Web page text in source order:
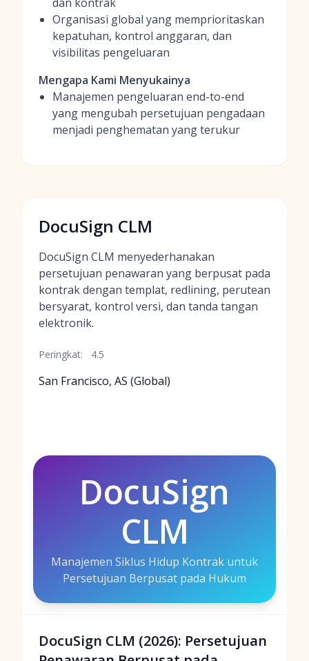
Organisasi global yang memprioritaskan
kepatuhan, kontrol anggaran, dan
visibilitas pengeluaran
Mengapa Kami Menyukainya
Manajemen pengeluaran end-to-end
yang mengubah persetujuan pengadaan
menjadi penghematan yang terukur
DocuSign CLM
DocuSign CLM menyederhanakan
persetujuan penawaran yang berpusat pada
kontrak dengan templat, redlining, perutean
bersyarat, kontrol versi, dan tanda tangan
elektronik.
Peringkat: 4.5
San Francisco, AS (Global)
DocuSign
CLM
Manajemen Siklus Hidup Kontrak untuk
Persetujuan Berpusat pada Hukum
DocuSign CLM (2026): Persetujuan